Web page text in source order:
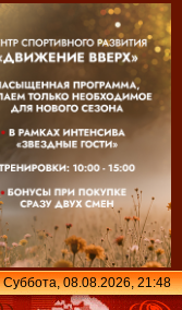
Суббота, 08.08.2026, 21:48